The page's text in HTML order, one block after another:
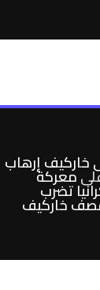
خاركيف إرهاب
معركة
تضرب
خاركيف